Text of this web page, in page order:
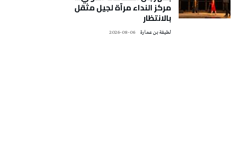
مركز النداء مرآة لجيل مثقل
بالانتظار
لطيفة بن عمارة 2026-08-06